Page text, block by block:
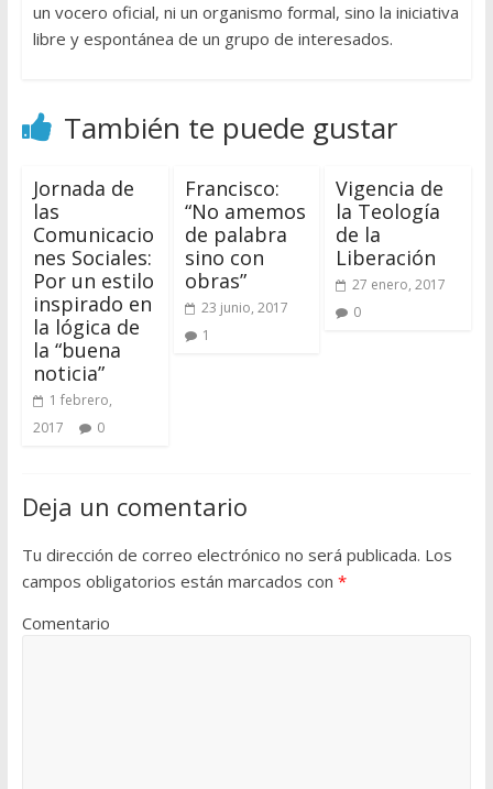
un vocero oficial, ni un organismo formal, sino la iniciativa
libre y espontánea de un grupo de interesados.
También te puede gustar
Jornada de
las
Comunicacio
nes Sociales:
Por un estilo
inspirado en
la lógica de
la “buena
noticia”
1 febrero,
2017
0
Francisco:
“No amemos
de palabra
sino con
obras”
23 junio, 2017
1
Vigencia de
la Teología
de la
Liberación
27 enero, 2017
0
Deja un comentario
Tu dirección de correo electrónico no será publicada. Los
campos obligatorios están marcados con *
Comentario